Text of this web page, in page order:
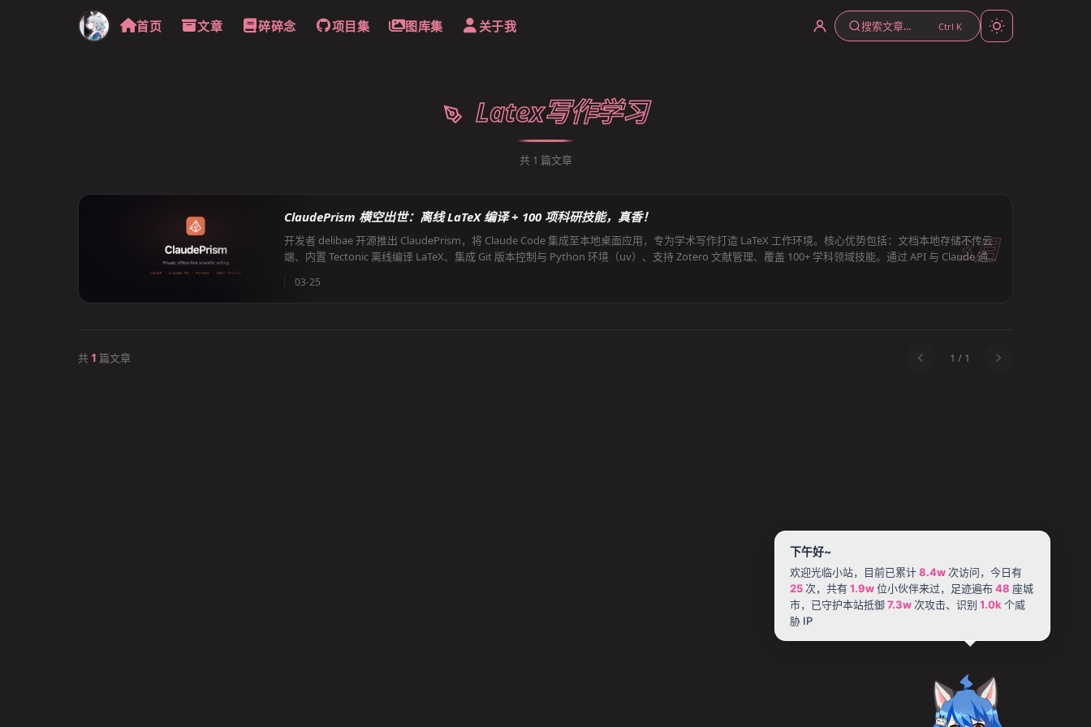
首页 文章 碎碎念 项目集 图库集 关于我 搜索文章... Ctrl K
Latex写作学习
共 1 篇文章
ClaudePrism 横空出世：离线 LaTeX 编译 + 100 项科研技能，真香！
开发者 delibae 开源推出 ClaudePrism，将 Claude Code 集成至本地桌面应用，专为学术写作打造 LaTeX 工作环境。核心优势包括：文档本地存储不传云
端、内置 Tectonic 离线编译 LaTeX、集成 Git 版本控制与 Python 环境（uv）、支持 Zotero 文献管理、覆盖 100+ 学科领域技能。通过 API 与 Claude 通讯
03-25
3月
共 1 篇文章 1 / 1
下午好~
欢迎光临小站，目前已累计8.4w 次访问，今日有
25 次，共有1.9w位小伙伴来过，足迹遍布48 座城
市，已守护本站抵御7.3w 次攻击、识别 1.0k 个威
胁 IP